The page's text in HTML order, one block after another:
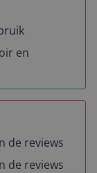
en
de reviews
de reviews